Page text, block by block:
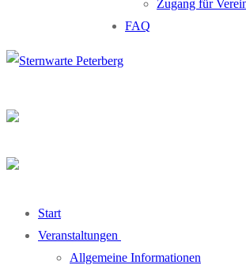
Zugang für
FAQ
Start
Veranstaltungen
Allgemeine Informationen